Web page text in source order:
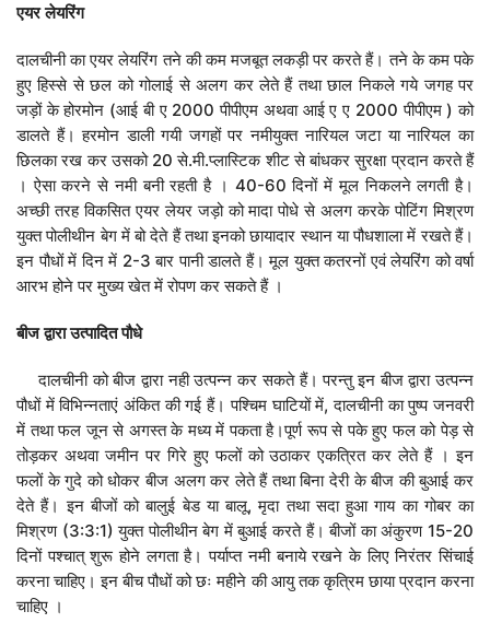
एयर लेयरिंग
दालचीनी का एयर लेयरिंग तने की कम मजबूत लकड़ी पर करते हैं। तने के कम पके
हुए हिस्से से छल को गोलाई से अलग कर लेते हैं तथा छाल निकले गये जगह पर
जड़ों के होरमोन (आई बी ए 2000 पीपीएम अथवा आई ए ए 2000 पीपीएम ) को
डालते हैं। हरमोन डाली गयी जगहों पर नमीयुक्त नारियल जटा या नारियल का
छिलका रख कर उसको 20 से.मी.प्लास्टिक शीट से बांधकर सुरक्षा प्रदान करते हैं
। ऐसा करने से नमी बनी रहती है । 40-60 दिनों में मूल निकलने लगती है।
अच्छी तरह विकसित एयर लेयर जड़ो को मादा पोधे से अलग करके पोटिंग मिश्रण
युक्त पोलीथीन बेग में बो देते हैं तथा इनको छायादार स्थान या पौधशाला में रखते हैं।
इन पौधों में दिन में 2-3 बार पानी डालते हैं। मूल युक्त कतरनों एवं लेयरिंग को वर्षा
आरभ होने पर मुख्य खेत में रोपण कर सकते हैं ।
बीज द्वारा उत्पादित पौधे
दालचीनी को बीज द्वारा नही उत्पन्न कर सकते हैं। परन्तु इन बीज द्वारा उत्पन्न
पौधों में विभिन्नताएं अंकित की गई हैं। पश्चिम घाटियों में, दालचीनी का पुष्प जनवरी
में तथा फल जून से अगस्त के मध्य में पकता है।पूर्ण रूप से पके हुए फल को पेड़ से
तोड़कर अथवा जमीन पर गिरे हुए फलों को उठाकर एकत्रित कर लेते हैं । इन
फलों के गुदे को धोकर बीज अलग कर लेते हैं तथा बिना देरी के बीज की बुआई कर
देते हैं। इन बीजों को बालुई बेड या बालू, मृदा तथा सदा हुआ गाय का गोबर का
मिश्रण (3:3:1) युक्त पोलीथीन बेग में बुआई करते हैं। बीजों का अंकुरण 15-20
दिनों पश्चात् शुरू होने लगता है। पर्याप्त नमी बनाये रखने के लिए निरंतर सिंचाई
करना चाहिए। इन बीच पौधों को छः महीने की आयु तक कृत्रिम छाया प्रदान करना
चाहिए ।